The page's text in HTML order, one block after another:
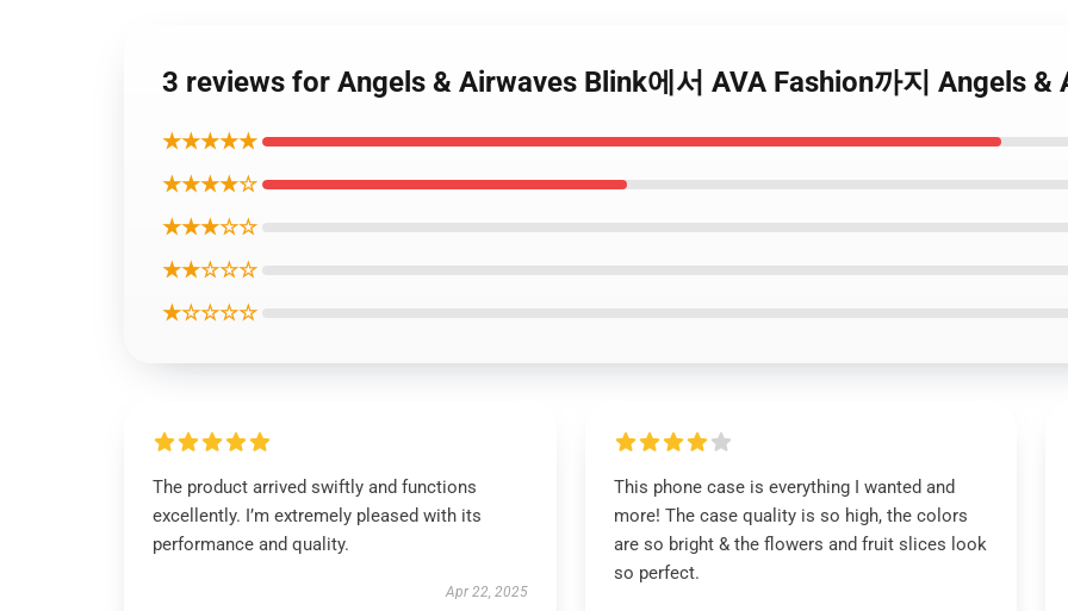
3 reviews for Angels & Airwaves Blink에서 AVA Fashion까지 Angels &
★★★★★
★★★★☆
★★★☆☆
★★☆☆☆
★☆☆☆☆
The product arrived swiftly and functions
excellently. I’m extremely pleased with its
performance and quality.
Apr 22, 2025
This phone case is everything I wanted and
more! The case quality is so high, the colors
are so bright & the flowers and fruit slices look
so perfect.